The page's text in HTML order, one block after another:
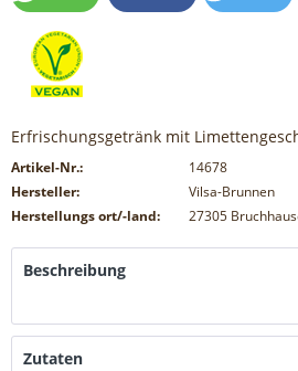
Erfrischungsgetränk mit
Artikel-Nr.:
14678
Hersteller:
Vilsa-Brunnen
Herstellungs ort/-land:
27305
Beschreibung
Zutaten